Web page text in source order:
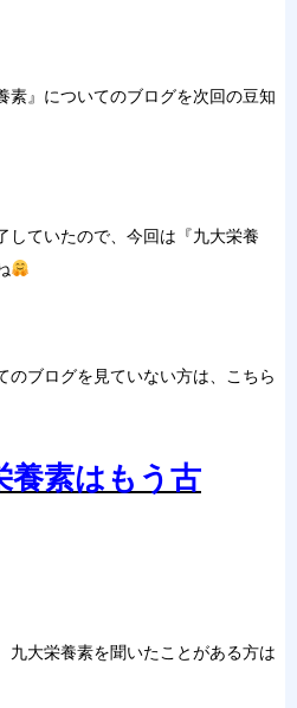
素』についてのブログを次回の豆知
していたので、今回は『九大栄養
のブログを見ていない方は、こちら
養素はもう古
九大栄養素を聞いたことがある方は